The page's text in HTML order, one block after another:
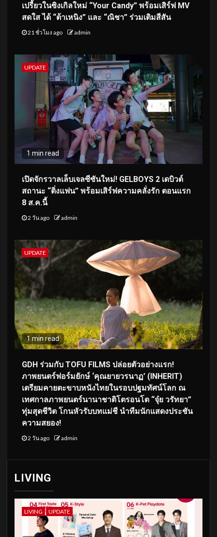
เปรี้ยวในซิงเกิลใหม่ “Your Candy” พร้อมเสิร์ฟ MV
สดใส ได้ “ต้าเหนิง” และ “ณิชา” ร่วมเติมสีสัน
21 ชั่วโมง ago admin
UPDATE
1 min read
เปิดจักรวาลเล็บเจลซีซันใหม่! GELBOYS 2 เดบิวต์
สถานะ “ติ่งแฟน” พร้อมเสิร์ฟความคลั่งรัก ตอนแรก
8 ส.ค.นี้
2 วัน ago admin
UPDATE
1 min read
GDH ร่วมกับ TOFU FILMS ปล่อยตัวอย่างแรก!
ภาพยนตร์ฟอร์มยักษ์ ‘คุณยายวรนาฏ’ (INHERIT)
เตรียมคายตะขาบหนังไทยในรอบปฐมทัศน์โลก ณ
เทศกาลภาพยนตร์นานาชาติโตรอนโต “จุ๋ย วรัทยา”
ทุ่มสุดชีวิต โกนหัวรับบทแม่ชี นำทีมนักแสดงประชัน
ความสยอง!
2 วัน ago admin
LIVING
LIVING UPDATE